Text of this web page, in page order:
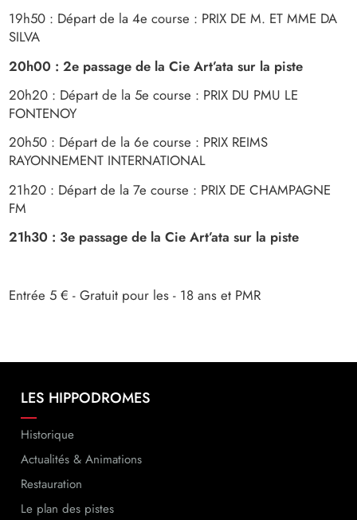
19h50 : Départ de la 4e course : PRIX DE M. ET MME DA
SILVA
20h00 : 2e passage de la Cie Art’ata sur la piste
20h20 : Départ de la 5e course : PRIX DU PMU LE
FONTENOY
20h50 : Départ de la 6e course : PRIX REIMS
RAYONNEMENT INTERNATIONAL
21h20 : Départ de la 7e course : PRIX DE CHAMPAGNE
FM
21h30 : 3e passage de la Cie Art’ata sur la piste
Entrée 5 € - Gratuit pour les - 18 ans et PMR
Navigation
principale
LES HIPPODROMES
Historique
Actualités & Animations
Restauration
Le plan des pistes